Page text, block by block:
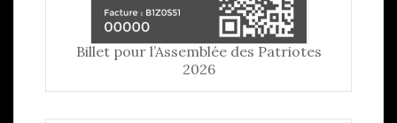
Billet pour l’Assemblée des Patriotes
2026